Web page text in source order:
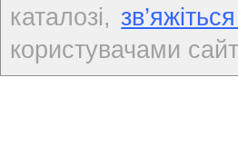
каталозі,
користувачами